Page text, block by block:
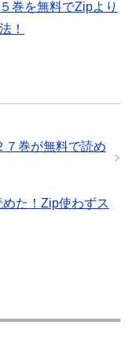
巻を無料でZipより
！
７巻が無料で読め
た！Zip使わずス